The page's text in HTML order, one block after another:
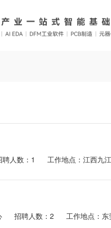
聘人数：1 工作地点：江西九江
招聘人数：2 工作地点：